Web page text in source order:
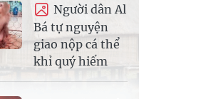
Người dân Al
Bá tự nguyện
giao nộp cá thể
khỉ quý hiếm